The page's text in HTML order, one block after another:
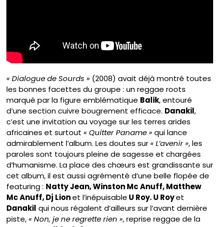
« Dialogue de Sourds » (2008) avait déjà montré toutes
les bonnes facettes du groupe : un reggae roots
marqué par la figure emblématique Balik, entouré
d’une section cuivre bougrement efficace. Danakil,
c’est une invitation au voyage sur les terres arides
africaines et surtout« Quitter Paname »qui lance
admirablement l’album. Les doutes sur« L’avenir », les
paroles sont toujours pleine de sagesse et chargées
d’humanisme. La place des chœurs est grandissante sur
cet album, il est aussi agrémenté d’une belle flopée de
featuring : Natty Jean, Winston Mc Anuff, Matthew
Mc Anuff, Dj Lionet l’inépuisable U Roy. U Royet
Danakil qui nous régalent d’ailleurs sur l’avant dernière
piste,« Non, je ne regrette rien », reprise reggae de la